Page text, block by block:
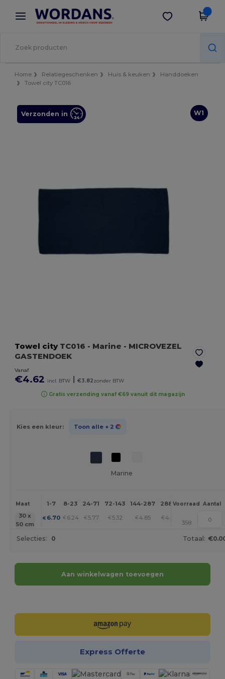
× Wordans-app
Betere prijzen in de app!
Download app
Home Relatiegeschenken Huis & keuken
Handdoeken
Towel city TC016
W1
Verzonden in
Towel cityTC016 - Marine - MICROVEZEL
GASTENDOEK
Vanaf
€4.62 incl. BTW | €3.82zonder BTW
Gratis verzending vanaf €69 vanuit dit magazijn
Kies een kleur: Toon alle + 2
Marine
Maat 1-7 8-23 24-71 72-143 144-287 288 + Meer
Voorraad Aantal
30 x
50 cm
€ 6.70 € 6.24 € 5.77 € 5.32 € 4.85 €4.62 +
358
Selecties: 0 Totaal:
Aan winkelwagen toevoegen
Express Offerte